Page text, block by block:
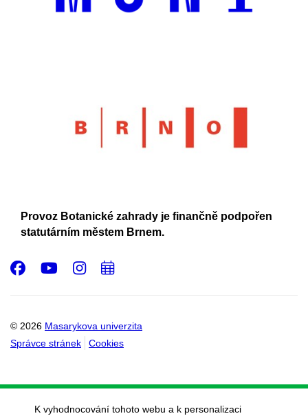
Provoz Botanické zahrady je finančně podpořen
statutárním městem Brnem.
© 2026 Masarykova univerzita
Správce stránek
Cookies
Facebook
Youtube
Instagram
Přidat
K vyhodnocování tohoto webu a k personalizaci